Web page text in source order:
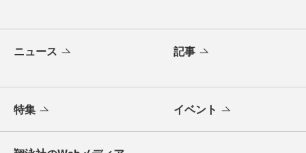
ニュース 記事
特集 イベント